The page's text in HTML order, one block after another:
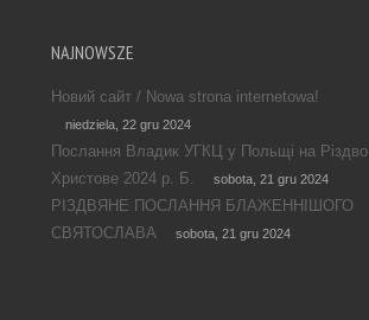
NAJNOWSZE
Новий сайт / Nowa strona internetowa!
niedziela, 22 gru 2024
Послання Владик УГКЦ у Польщі на Різдво
Христове 2024 р. Б.
sobota, 21 gru 2024
РІЗДВЯНЕ ПОСЛАННЯ БЛАЖЕННІШОГО
СВЯТОСЛАВА
sobota, 21 gru 2024